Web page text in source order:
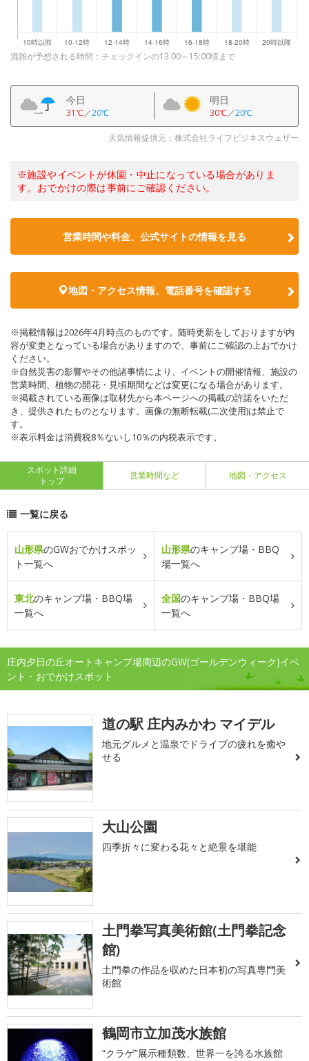
混雑が予想される時間：チェックインの13:00～15:00頃まで
今日
31℃／20℃
明日
30℃／20℃
天気情報提供元：株式会社ライフビジネスウェザー
※施設やイベントが休園・中止になっている場合がありま
す。おでかけの際は事前にご確認ください。
営業時間や料金、公式サイトの情報を見る
地図・アクセス情報、電話番号を確認する
※掲載情報は2026年4月時点のものです。随時更新をしておりますが内
容が変更となっている場合がありますので、事前にご確認の上おでかけ
ください。
※自然災害の影響やその他諸事情により、イベントの開催情報、施設の
営業時間、植物の開花・見頃期間などは変更になる場合があります。
※掲載されている画像は取材先から本ページへの掲載の許諾をいただ
き、提供されたものとなります。画像の無断転載(二次使用)は禁止で
す。
※表示料金は消費税8％ないし10％の内税表示です。
スポット詳細
トップ
営業時間など 地図・アクセス
一覧に戻る
山形県のGWおでかけスポッ
ト一覧へ
山形県のキャンプ場・BBQ
場一覧へ
東北のキャンプ場・BBQ場
一覧へ
全国のキャンプ場・BBQ場
一覧へ
庄内夕日の丘オートキャンプ場周辺のGW(ゴールデンウィーク)イベ
ント・おでかけスポット
道の駅 庄内みかわ マイデル
地元グルメと温泉でドライブの疲れを癒や
せる
大山公園
四季折々に変わる花々と絶景を堪能
土門拳写真美術館(土門拳記念
館)
土門拳の作品を収めた日本初の写真専門美
術館
鶴岡市立加茂水族館
“クラゲ”展示種類数、世界一を誇る水族館